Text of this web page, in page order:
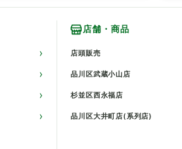
店舗・商品
店頭販売
品川区武蔵小山店
杉並区西永福店
品川区大井町店(系列店)